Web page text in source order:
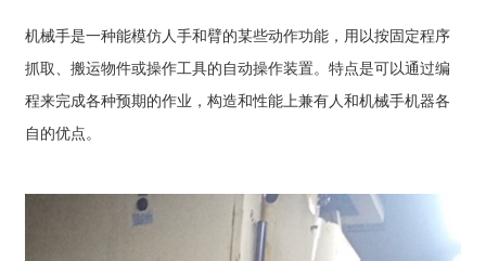
机械手是一种能模仿人手和臂的某些动作功能，用以按固定程序
抓取、搬运物件或操作工具的自动操作装置。特点是可以通过编
程来完成各种预期的作业，构造和性能上兼有人和机械手机器各
自的优点。